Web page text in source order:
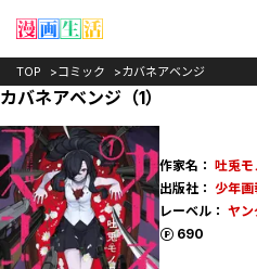
TOP コミック カバネアベンジ
カバネアベンジ（1）
作家名： 吐兎モ
出版社： 少年画
レーベル： ヤン
690
ポイント